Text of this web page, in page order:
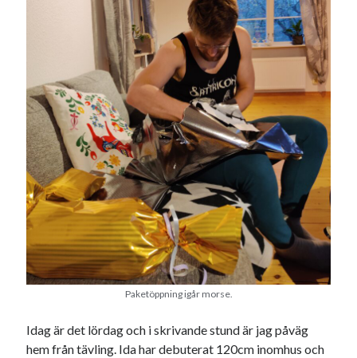
Paketöppning igår morse.
Idag är det lördag och i skrivande stund är jag påväg
hem från tävling. Ida har debuterat 120cm inomhus och